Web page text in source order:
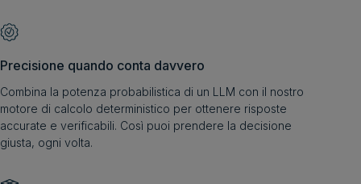
Precisione quando conta davvero
Combina la potenza probabilistica di un LLM con il nostro
motore di calcolo deterministico per ottenere risposte
accurate e verificabili. Così puoi prendere la decisione
giusta, ogni volta.